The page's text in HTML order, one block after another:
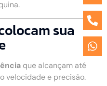
sua
que alcançam até
velocidade e precisão.